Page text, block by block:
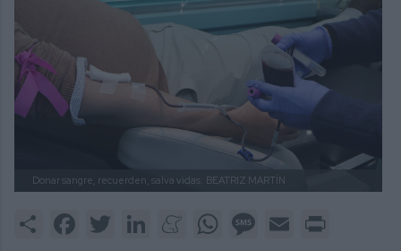
Donar sangre, recuerden, salva vidas. BEATRIZ MARTÍN
Share FacebookTwitter LinkedInMeneameWhatsAppMessage
Email